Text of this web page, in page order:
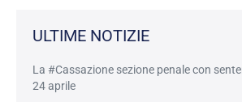
ULTIME NOTIZIE
La #Cassazione sezione penale con
24 aprile